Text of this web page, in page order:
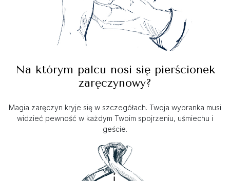
Na którym palcu nosi się pierścionek
zaręczynowy?
Magia zaręczyn kryje się w szczegółach. Twoja wybranka musi
widzieć pewność w każdym Twoim spojrzeniu, uśmiechu i
geście.